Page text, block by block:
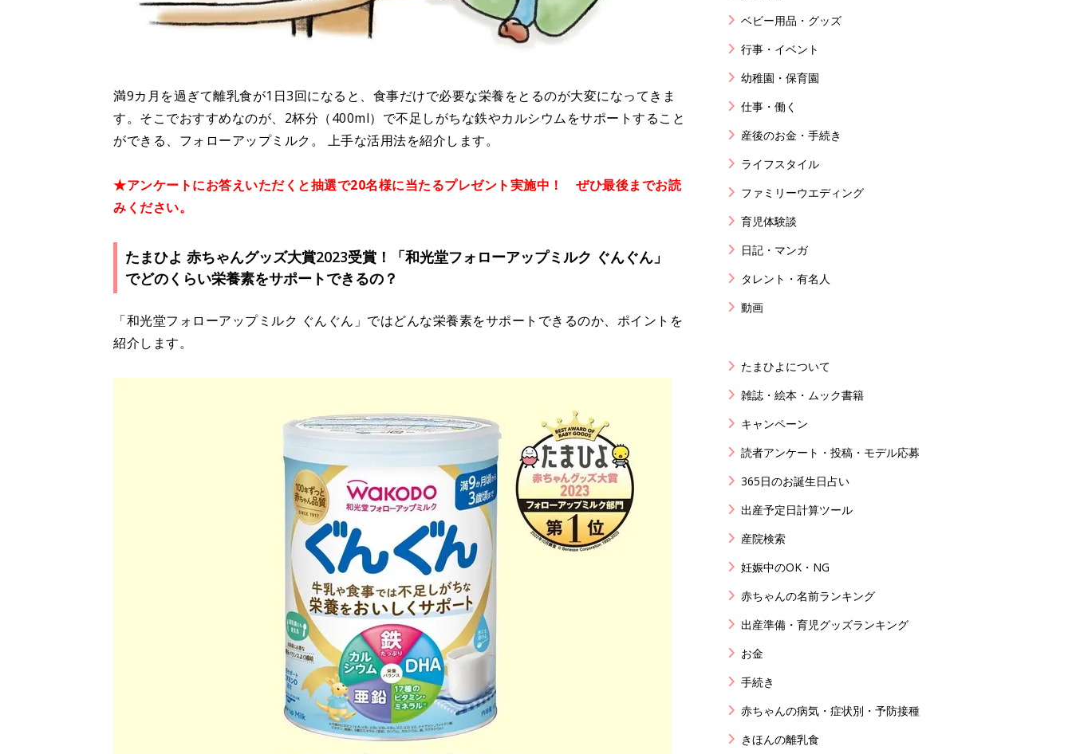
満9カ月を過ぎて離乳食が1日3回になると、食事だけで必要な栄養をとるのが大変になってきま
す。そこでおすすめなのが、2杯分（400ml）で不足しがちな鉄やカルシウムをサポートすること
ができる、フォローアップミルク。 上手な活用法を紹介します。
★アンケートにお答えいただくと抽選で20名様に当たるプレゼント実施中！ ぜひ最後までお読
みください。
たまひよ 赤ちゃんグッズ大賞2023受賞！「和光堂フォローアップミルク ぐんぐん」
でどのくらい栄養素をサポートできるの？
「和光堂フォローアップミルク ぐんぐん」ではどんな栄養素をサポートできるのか、ポイントを
紹介します。
ベビー用品・グッズ
行事・イベント
幼稚園・保育園
仕事・働く
産後のお金・手続き
ライフスタイル
ファミリーウエディング
育児体験談
日記・マンガ
タレント・有名人
動画
たまひよについて
雑誌・絵本・ムック書籍
キャンペーン
読者アンケート・投稿・モデル応募
365日のお誕生日占い
出産予定日計算ツール
産院検索
妊娠中のOK・NG
赤ちゃんの名前ランキング
出産準備・育児グッズランキング
お金
手続き
赤ちゃんの病気・症状別・予防接種
きほんの離乳食